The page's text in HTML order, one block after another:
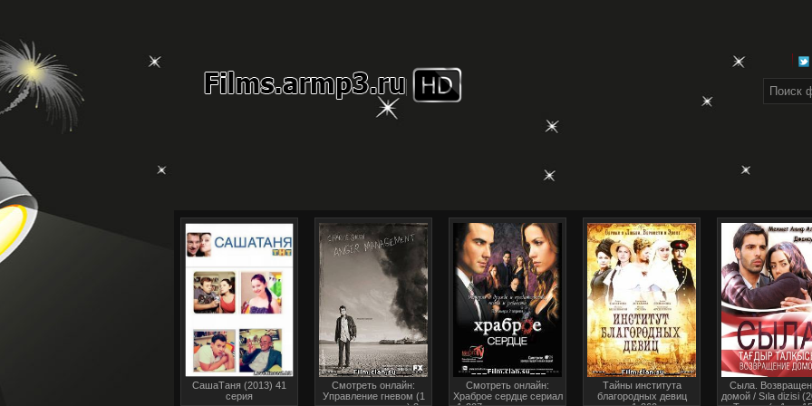
СашаТаня (2013) 41
серия
Смотреть онлайн:
Управление гневом (1
Смотреть онлайн:
Храброе сердце сериал
Тайны института
благородных девиц
Сыла.
домой / Sıla dizisi